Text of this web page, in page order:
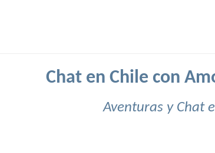
Chat en Chile con
Aventuras y Chat